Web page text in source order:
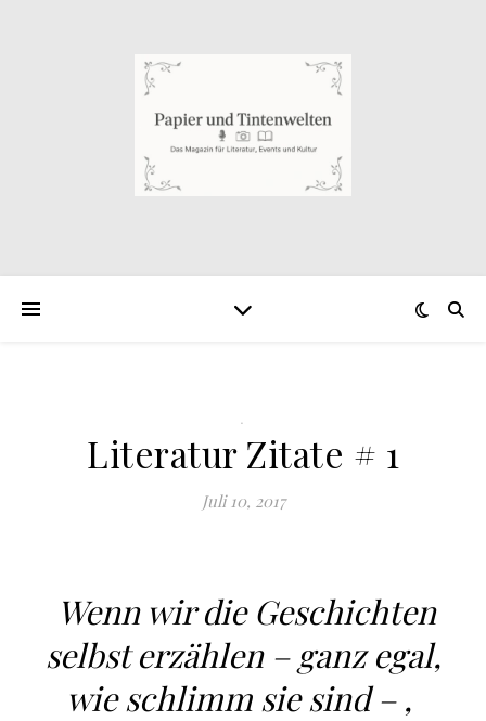
.
Literatur Zitate # 1
Juli 10, 2017
Wenn wir die Geschichten
selbst erzählen – ganz egal,
wie schlimm sie sind – ,